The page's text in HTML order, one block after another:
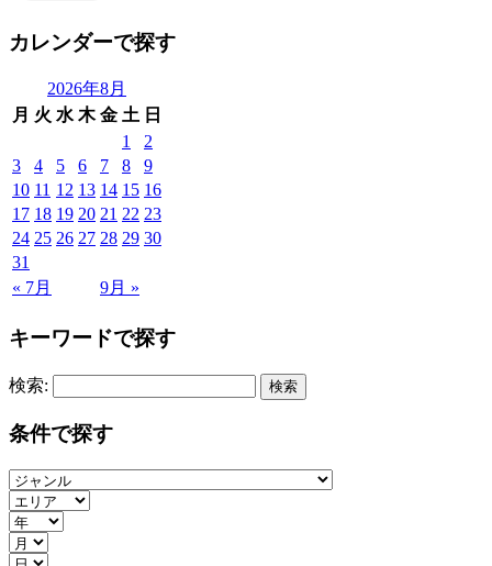
カレンダーで探す
2026年8月
月 火 水 木 金 土 日
« 7月 9月 »
1
2
3
4 5 6 7 8
9
10 11 12 13 14 15 16
17 18 19 20 21 22 23
24 25 26 27 28 29 30
31
キーワードで探す
検索:
条件で探す